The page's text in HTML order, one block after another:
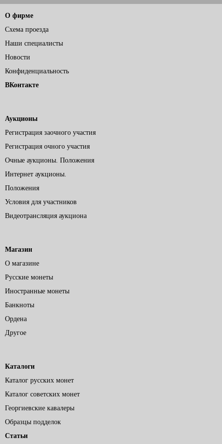
О фирме
Схема проезда
Наши специалисты
Новости
Конфиденциальность
ВКонтакте
Аукционы
Регистрация заочного участия
Регистрация очного участия
Очные аукционы. Положения
Интернет аукционы.
Положения
Условия для участников
Видеотрансляция аукциона
Магазин
О магазине
Русские монеты
Иностранные монеты
Банкноты
Ордена
Другое
Каталоги
Каталог русских монет
Каталог советских монет
Георгиевские кавалеры
Образцы подделок
Статьи